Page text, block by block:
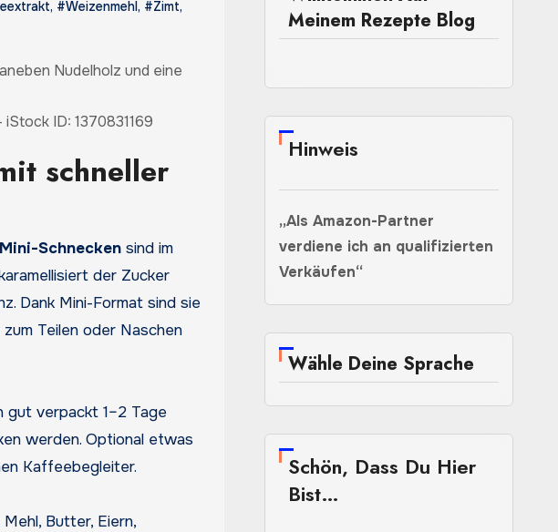
, #Weizenmehl, #Zimt,
ID: 1370831169
schneller
Mini-Schnecken sind im
der Zucker
Dank Mini-Format sind sie
Teilen oder Naschen
gut verpackt 1–2 Tage
werden. Optional etwas
Kaffeebegleiter.
Meinem Rezepte Blog
Hinweis
„Als Amazon-Partner
verdiene ich an qualifizierten
Verkäufen“
Wähle Deine Sprache
Schön, Dass Du Hier
Bist…